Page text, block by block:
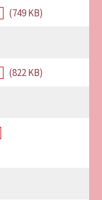
(749 KB)
(822 KB)